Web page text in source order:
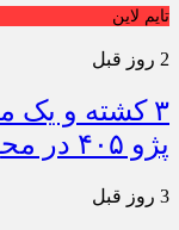
تایم لاین
2 روز قبل
۳ کشته و یک
پژو ۴۰۵ در محور دشت‌عباس–دهلران
3 روز قبل